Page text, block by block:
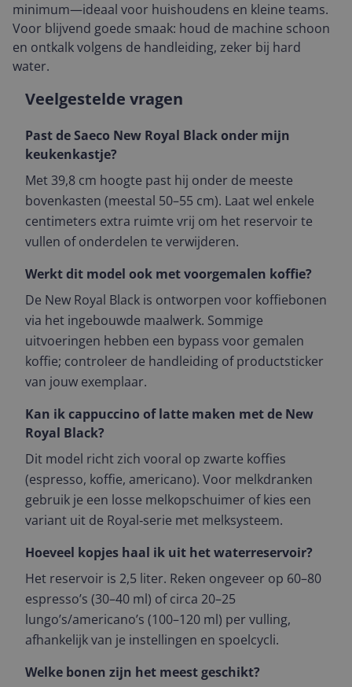
minimum—ideaal voor huishoudens en kleine teams.
Voor blijvend goede smaak: houd de machine schoon
en ontkalk volgens de handleiding, zeker bij hard
water.
Veelgestelde vragen
Past de Saeco New Royal Black onder mijn
keukenkastje?
Met 39,8 cm hoogte past hij onder de meeste
bovenkasten (meestal 50–55 cm). Laat wel enkele
centimeters extra ruimte vrij om het reservoir te
vullen of onderdelen te verwijderen.
Werkt dit model ook met voorgemalen koffie?
De New Royal Black is ontworpen voor koffiebonen
via het ingebouwde maalwerk. Sommige
uitvoeringen hebben een bypass voor gemalen
koffie; controleer de handleiding of productsticker
van jouw exemplaar.
Kan ik cappuccino of latte maken met de New
Royal Black?
Dit model richt zich vooral op zwarte koffies
(espresso, koffie, americano). Voor melkdranken
gebruik je een losse melkopschuimer of kies een
variant uit de Royal‑serie met melksysteem.
Hoeveel kopjes haal ik uit het waterreservoir?
Het reservoir is 2,5 liter. Reken ongeveer op 60–80
espresso’s (30–40 ml) of circa 20–25
lungo’s/americano’s (100–120 ml) per vulling,
afhankelijk van je instellingen en spoelcycli.
Welke bonen zijn het meest geschikt?